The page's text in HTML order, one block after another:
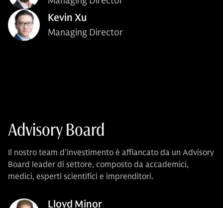
Kevin Xu
Managing Director
Advisory Board
Il nostro team d’investimento è affiancato da un Advisory
Board leader di settore, composto da accademici,
medici, esperti scientifici e imprenditori.
Lloyd Minor